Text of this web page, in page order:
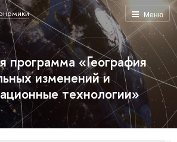
Меню
программа «География
изменений и
технологии»